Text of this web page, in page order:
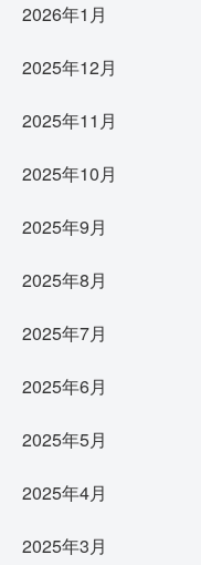
2026年1月
2025年12月
2025年11月
2025年10月
2025年9月
2025年8月
2025年7月
2025年6月
2025年5月
2025年4月
2025年3月